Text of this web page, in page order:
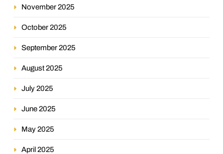
November 2025
October 2025
September 2025
August 2025
July 2025
June 2025
May 2025
April 2025